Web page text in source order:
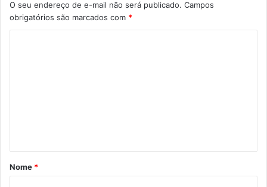
O seu endereço de e-mail não será publicado. Campos
obrigatórios são marcados com *
rNome *